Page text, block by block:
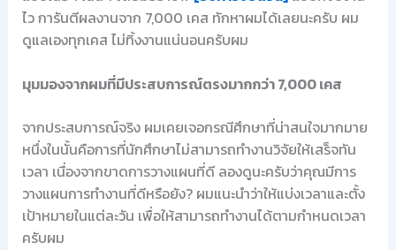
ไว การันตีผลงานจาก 7,000 เคส ทักหาผมได้เลยนะครับ ผม
ดูแลเองทุกเคส ไม่ทิ้งงานแน่นอนครับผม
มุมมองจากผมที่มีประสบการณ์ตรงมากกว่า 7,000 เคส
จากประสบการณ์จริง ผมเคยเจอกรณีศึกษาที่น่าสนใจมากมาย
หนึ่งในนั้นคือการที่นักศึกษาไม่สามารถทำงานวิจัยให้เสร็จทัน
เวลา เนื่องจากขาดการวางแผนที่ดี ลองดูนะครับว่าคุณมีการ
วางแผนการทำงานที่ดีหรือยัง? ผมแนะนำว่าให้แบ่งเวลาและตั้ง
เป้าหมายในแต่ละวัน เพื่อให้สามารถทำงานได้ตามกำหนดเวลา
ครับผม